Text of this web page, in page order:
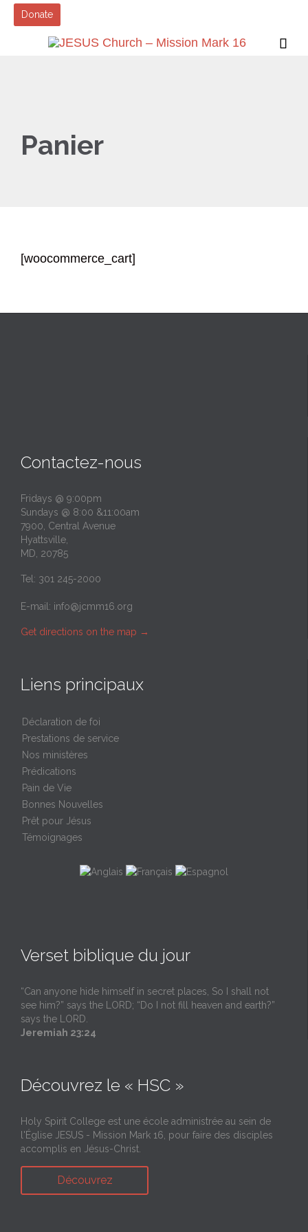
Donate

Panier
[woocommerce_cart]
Contactez-nous
Fridays @ 9:00pm
Sundays @ 8:00 &11:00am
7900, Central Avenue
Hyattsville,
MD, 20785
Tel: 301 245-2000
E-mail: info@jcmm16.org
Get directions on the map →
Liens principaux
Déclaration de foi
Prestations de service
Nos ministères
Prédications
Pain de Vie
Bonnes Nouvelles
Prêt pour Jésus
Témoignages
Verset biblique du jour
“Can anyone hide himself in secret places, So I shall not
see him?” says the LORD; “Do I not fill heaven and earth?”
says the LORD.
Jeremiah 23:24
Découvrez le « HSC »
Holy Spirit College est une école administrée au sein de
l'Église JESUS - Mission Mark 16, pour faire des disciples
accomplis en Jésus-Christ.
Découvrez